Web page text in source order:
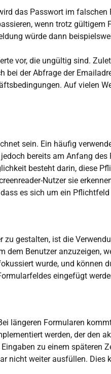
das Passwort im
wenn trotz gültigem
würde dann
vor, die ungültig sind.
bei der Abfrage der
Auf vielen
sein. Ein häufig
bereits am Anfang
besteht darin, diese
Nutzer sie
es sich um ein
gestalten, ist die
Benutzer anzuzeigen,
wurde, und können
eingefügt
längeren Formularen
werden, der den
zu einem späteren
nicht weiter ausfüllen.